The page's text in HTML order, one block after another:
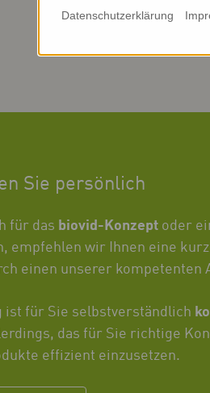
Sie persönlich
für das biovid-Konzept oder
empfehlen wir Ihnen eine
einen unserer
ist für Sie selbstverständlich
das für Sie richtige
effizient einzusetzen.
Datenschutzerklärung